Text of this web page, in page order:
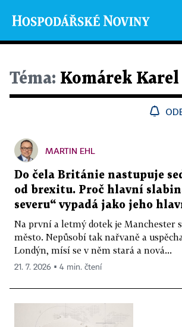
Téma: Komárek Karel
MARTIN EHL
Do čela Británie nastupuje
od brexitu. Proč hlavní
severu“ vypadá jako jeho
Na první a letmý dotek je Manchester
město. Nepůsobí tak nařvaně a
Londýn, mísí se v něm stará a nová...
21. 7. 2026 ▪ 4 min. čtení